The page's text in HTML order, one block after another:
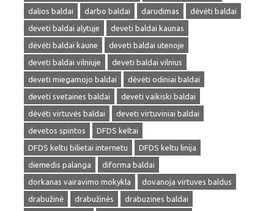
dalios baldai
darbo baldai darudimas
dėvėti baldai
deveti baldai alytuje
deveti baldai kaunas
dėvėti baldai kaune
deveti baldai utenoje
deveti baldai vilniuje
deveti baldai vilnius
deveti miegamojo baldai
dėvėti odiniai baldai
deveti svetaines baldai
deveti vaikiski baldai
dėvėti virtuvės baldai
deveti virtuviniai baldai
devetos spintos
DFDS keltai
DFDS keltu bilietai internetu
DFDS keltu linija
diemedis palanga
diforma baldai
dorkanas vairavimo mokykla
dovanoja virtuves baldus
drabužinė
drabužinės
drabuzines baldai